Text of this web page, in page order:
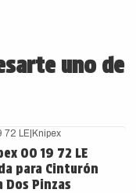
uno de
72 LE|Knipex
00 19 72 LE
para Cinturón
Dos Pinzas